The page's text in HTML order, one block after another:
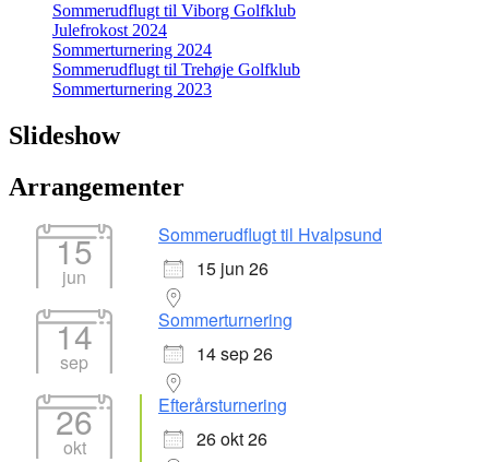
Sommerudflugt til Viborg Golfklub
Julefrokost 2024
Sommerturnering 2024
Sommerudflugt til Trehøje Golfklub
Sommerturnering 2023
Slideshow
Arrangementer
15
jun
Sommerudflugt til Hvalpsund
15 jun 26
14
sep
Sommerturnering
14 sep 26
26
okt
Efterårsturnering
26 okt 26